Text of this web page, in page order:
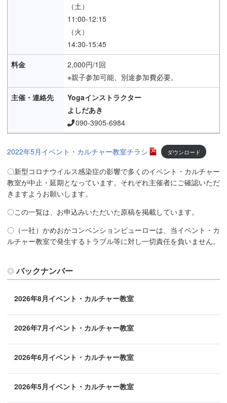
（土）
11:00-12:15
（火）
14:30-15:45
2,000円/1回
※親子参加可能、別途参加費必要。
Yogaインストラクター
よしだあき
090-3905-6984
2022年5月イベント・カルチャー教室チラシ ダウンロード
〇新型コロナウイルス感染症の影響で多くのイベント・カルチャー
教室が中止・延期となっています。それぞれ主催者にご確認いただ
きますようお願いします。
〇この一覧は、お申込みいただいた原稿を掲載しています。
〇（一社）かめおかコンベンションビューローは、当イベント・カ
ルチャー教室で発生するトラブル等に対し一切責任を負いません。
バックナンバー
2026年8月イベント・カルチャー教室
2026年7月イベント・カルチャー教室
2026年6月イベント・カルチャー教室
2026年5月イベント・カルチャー教室